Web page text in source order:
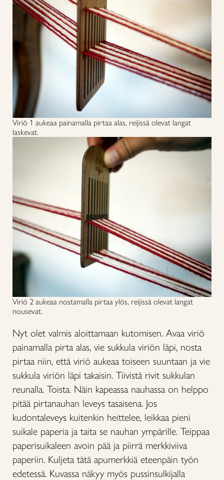
Viriö 1 aukeaa painamalla pirtaa alas, reijissä olevat langat
laskevat.
Viriö 2 aukeaa nostamalla pirtaa ylös, reijissä olevat langat
nousevat.
Nyt olet valmis aloittamaan kutomisen. Avaa viriö
painamalla pirta alas, vie sukkula viriön läpi, nosta
pirtaa niin, että viriö aukeaa toiseen suuntaan ja vie
sukkula viriön läpi takaisin. Tiivistä rivit sukkulan
reunalla. Toista. Näin kapeassa nauhassa on helppo
pitää pirtanauhan leveys tasaisena. Jos
kudontaleveys kuitenkin heittelee, leikkaa pieni
suikale paperia ja taita se nauhan ympärille. Teippaa
paperisuikaleen avoin pää ja piirrä merkkiviiva
paperiin. Kuljeta tätä apumerkkiä eteenpäin työn
edetessä. Kuvassa näkyy myös pussinsulkijalla